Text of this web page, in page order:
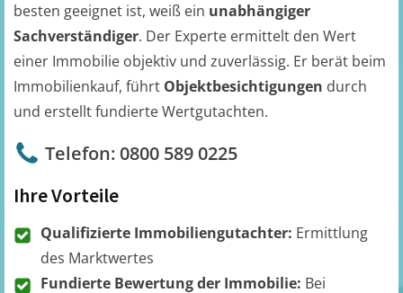
besten geeignet ist, weiß ein unabhängiger
Sachverständiger. Der Experte ermittelt den Wert
einer Immobilie objektiv und zuverlässig. Er berät beim
Immobilienkauf, führt Objektbesichtigungen durch
und erstellt fundierte Wertgutachten.
Telefon: 0800 589 0225
Ihre Vorteile
Qualifizierte Immobiliengutachter: Ermittlung
des Marktwertes
Fundierte Bewertung der Immobilie: Bei